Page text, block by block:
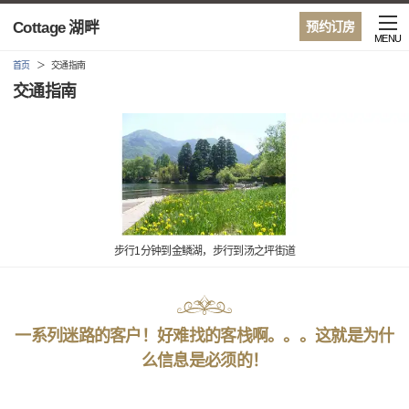
预约订房
Cottage 湖畔
MENU
首页 交通指南
交通指南
步行1分钟到金鳞湖，步行到汤之坪街道
一系列迷路的客户！好难找的客栈啊。。。这就是为什
么信息是必须的！